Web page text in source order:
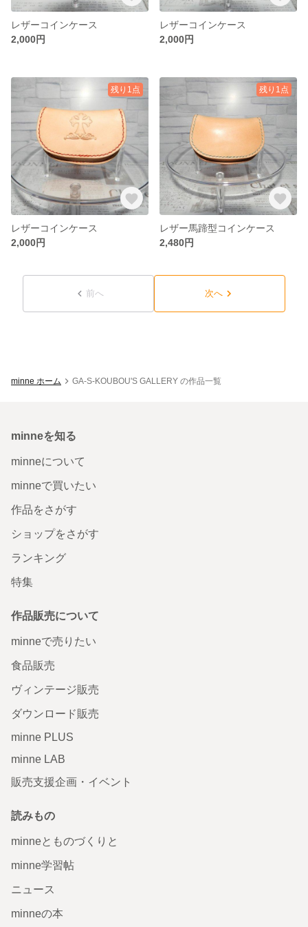
レザーコインケース
2,000円
レザーコインケース
2,000円
残り1点
レザーコインケース
2,000円
残り1点
レザー馬蹄型コインケース
2,480円
前へ 次へ
minne ホーム GA-S-KOUBOU'S GALLERY の作品一覧
minneを知る
minneについて
minneで買いたい
作品をさがす
ショップをさがす
ランキング
特集
作品販売について
minneで売りたい
食品販売
ヴィンテージ販売
ダウンロード販売
minne PLUS
minne LAB
販売支援企画・イベント
読みもの
minneとものづくりと
minne学習帖
ニュース
minneの本